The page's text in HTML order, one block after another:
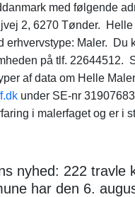
med følgende
2, 6270 Tønder.
erhvervstype: Maler. Du
på tlf. 22644512.
af data om Helle
under SE-nr
i malerfaget og er i
nyhed: 222 travle
har den 6.